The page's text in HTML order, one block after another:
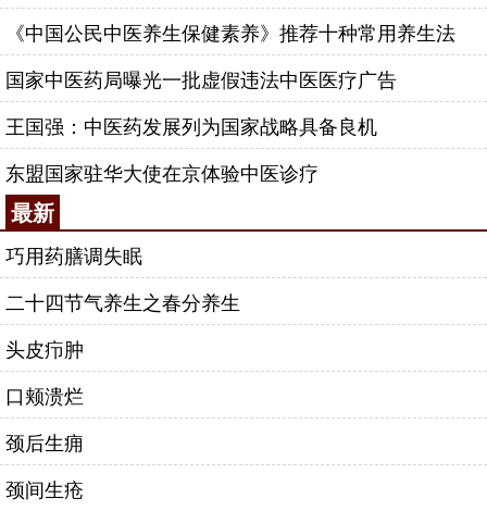
《中国公民中医养生保健素养》推荐十种常用养生法
国家中医药局曝光一批虚假违法中医医疗广告
王国强：中医药发展列为国家战略具备良机
东盟国家驻华大使在京体验中医诊疗
最新
巧用药膳调失眠
二十四节气养生之春分养生
头皮疖肿
口颊溃烂
颈后生痈
颈间生疮